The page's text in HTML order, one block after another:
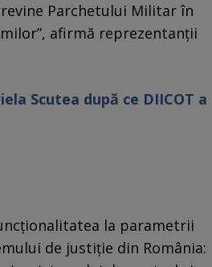
Parchetului Militar în
afirmă reprezentanţii
Scutea după ce DIICOT a
la parametrii
de justiţie din România: